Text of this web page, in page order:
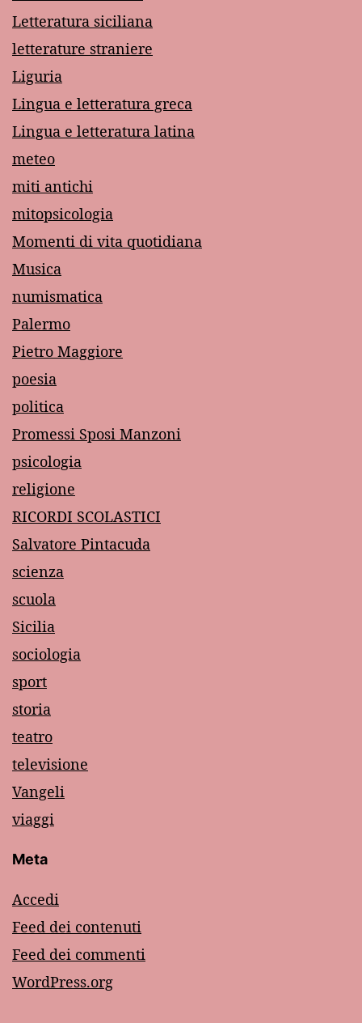
Letteratura siciliana
letterature straniere
Liguria
Lingua e letteratura greca
Lingua e letteratura latina
meteo
miti antichi
mitopsicologia
Momenti di vita quotidiana
Musica
numismatica
Palermo
Pietro Maggiore
poesia
politica
Promessi Sposi Manzoni
psicologia
religione
RICORDI SCOLASTICI
Salvatore Pintacuda
scienza
scuola
Sicilia
sociologia
sport
storia
teatro
televisione
Vangeli
viaggi
Meta
Accedi
Feed dei contenuti
Feed dei commenti
WordPress.org